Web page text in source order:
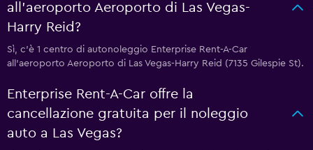
all'aeroporto Aeroporto di Las Vegas-
Harry Reid?
Sì, c'è 1 centro di autonoleggio Enterprise Rent-A-Car
all'aeroporto Aeroporto di Las Vegas-Harry Reid (7135 Gilespie St).
Enterprise Rent-A-Car offre la
cancellazione gratuita per il noleggio
auto a Las Vegas?